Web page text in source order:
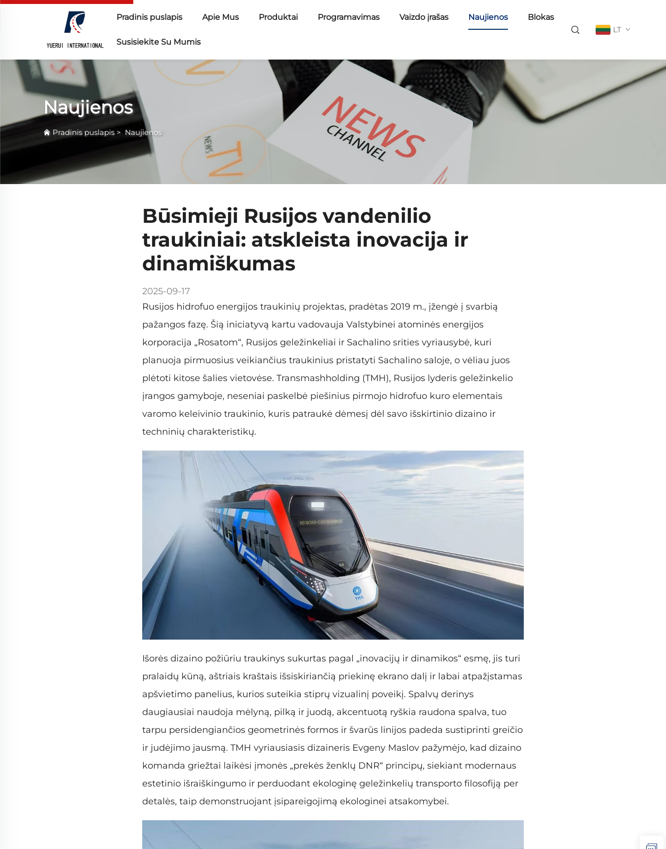
Pradinis puslapis Apie Mus Produktai Programavimas Vaizdo įrašas Naujienos Blokas
Susisiekite Su Mumis
LT
Naujienos
Pradinis puslapis > Naujienos
Būsimieji Rusijos vandenilio
traukiniai: atskleista inovacija ir
dinamiškumas
2025-09-17
Rusijos hidrofuo energijos traukinių projektas, pradėtas 2019 m., įžengė į svarbią
pažangos fazę. Šią iniciatyvą kartu vadovauja Valstybinei atominės energijos
korporacija „Rosatom“, Rusijos geležinkeliai ir Sachalino srities vyriausybė, kuri
planuoja pirmuosius veikiančius traukinius pristatyti Sachalino saloje, o vėliau juos
plėtoti kitose šalies vietovėse. Transmashholding (TMH), Rusijos lyderis geležinkelio
įrangos gamyboje, neseniai paskelbė piešinius pirmojo hidrofuo kuro elementais
varomo keleivinio traukinio, kuris patraukė dėmesį dėl savo išskirtinio dizaino ir
techninių charakteristikų.
Išorės dizaino požiūriu traukinys sukurtas pagal „inovacijų ir dinamikos“ esmę, jis turi
pralaidų kūną, aštriais kraštais išsiskiriančią priekinę ekrano dalį ir labai atpažįstamas
apšvietimo panelius, kurios suteikia stiprų vizualinį poveikį. Spalvų derinys
daugiausiai naudoja mėlyną, pilką ir juodą, akcentuotą ryškia raudona spalva, tuo
tarpu persidengiančios geometrinės formos ir švarūs linijos padeda sustiprinti greičio
ir judėjimo jausmą. TMH vyriausiasis dizaineris Evgeny Maslov pažymėjo, kad dizaino
komanda griežtai laikėsi įmonės „prekės ženklų DNR“ principų, siekiant modernaus
estetinio išraiškingumo ir perduodant ekologinę geležinkelių transporto filosofiją per
detalės, taip demonstruojant įsipareigojimą ekologinei atsakomybei.